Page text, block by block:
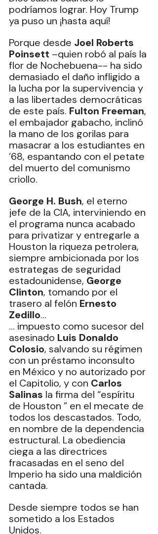
podríamos lograr. Hoy Trump
ya puso un ¡hasta aquí!
Porque desde Joel Roberts
Poinsett –quien robó al país la
flor de Nochebuena-- ha sido
demasiado el daño infligido a
la lucha por la supervivencia y
a las libertades democráticas
de este país. Fulton Freeman,
el embajador gabacho, inclinó
la mano de los gorilas para
masacrar a los estudiantes en
’68, espantando con el petate
del muerto del comunismo
criollo.
George H. Bush, el eterno
jefe de la CIA, interviniendo en
el programa nunca acabado
para privatizar y entregarle a
Houston la riqueza petrolera,
siempre ambicionada por los
estrategas de seguridad
estadounidense, George
Clinton, tomando por el
trasero al felón Ernesto
Zedillo…
… impuesto como sucesor del
asesinado Luis Donaldo
Colosio, salvando su régimen
con un préstamo inconsulto
en México y no autorizado por
el Capitolio, y con Carlos
Salinas la firma del “espíritu
de Houston ” en el mecate de
todos los descastados. Todo,
en nombre de la dependencia
estructural. La obediencia
ciega a las directrices
fracasadas en el seno del
Imperio ha sido una maldición
cantada.
Desde siempre todos se han
sometido a los Estados
Unidos.